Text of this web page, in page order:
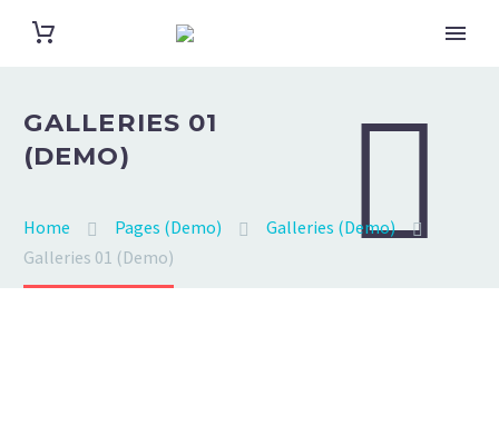


GALLERIES 01
(DEMO)
Home Pages (Demo)
Galleries (Demo)
Galleries 01 (Demo)